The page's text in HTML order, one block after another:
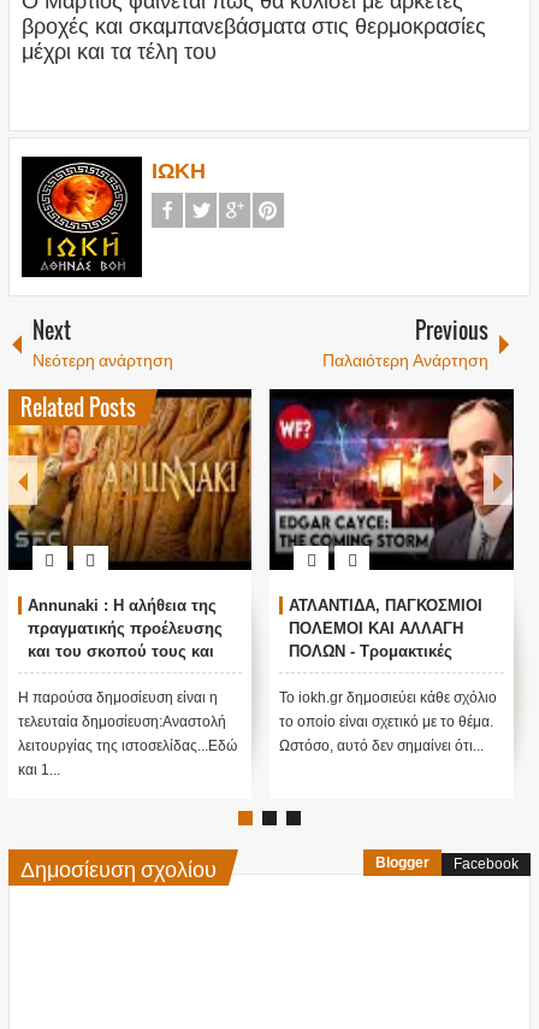
βροχές και σκαμπανεβάσματα στις θερμοκρασίες
μέχρι και τα τέλη του
ΙΩΚΗ
Next
Νεότερη ανάρτηση
Previous
Παλαιότερη Ανάρτηση
Related Posts
Annunaki : Η αλήθεια της
πραγματικής προέλευσης
και του σκοπού τους και
αναστολή λειτουργίας μας
....
Η παρούσα δημοσίευση είναι η
τελευταία δημοσίευση:Αναστολή
λειτουργίας της ιστοσελίδας...Εδώ
και 1...
ΑΤΛΑΝΤΙΔΑ, ΠΑΓΚΟΣΜΙΟΙ
ΠΟΛΕΜΟΙ ΚΑΙ ΑΛΛΑΓΗ
ΠΟΛΩΝ - Τρομακτικές
προβλέψεις του Edgar
Cayce (Video)
Το iokh.gr δημοσιεύει κάθε σχόλιο
το οποίο είναι σχετικό με το θέμα.
Ωστόσο, αυτό δεν σημαίνει ότι...
Δημοσίευση σχολίου Blogger Facebook